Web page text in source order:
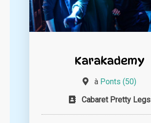
Karakademy
à Ponts (50)
Cabaret Pretty Legs